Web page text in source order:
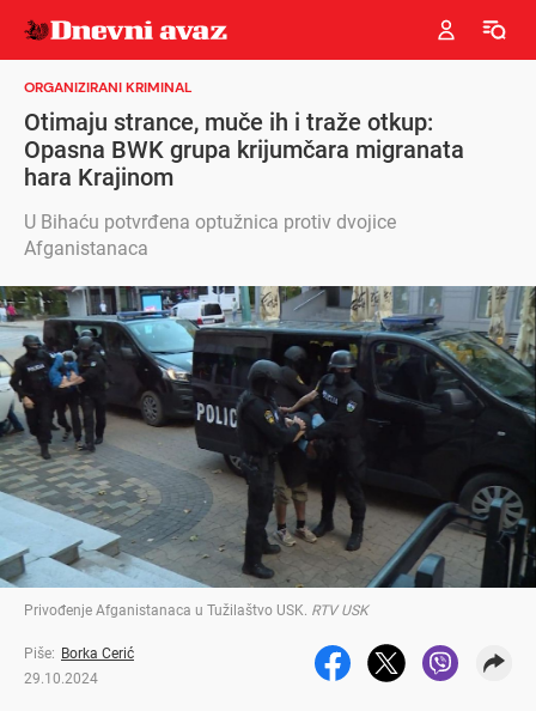
ORGANIZIRANI KRIMINAL
Otimaju strance, muče ih i traže otkup:
Opasna BWK grupa krijumčara migranata
hara Krajinom
U Bihaću potvrđena optužnica protiv dvojice
Afganistanaca
Privođenje Afganistanaca u Tužilaštvo USK RTV USK
Piše: Borka Cerić
29.10.2024